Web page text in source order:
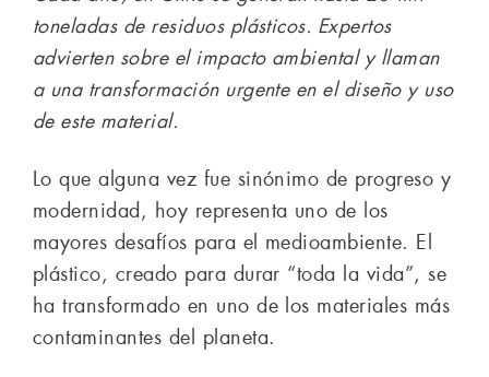
toneladas de residuos plásticos. Expertos
advierten sobre el impacto ambiental y llaman
a una transformación urgente en el diseño y uso
de este material.
Lo que alguna vez fue sinónimo de progreso y
modernidad, hoy representa uno de los
mayores desafíos para el medioambiente. El
plástico, creado para durar “toda la vida”, se
ha transformado en uno de los materiales más
contaminantes del planeta.